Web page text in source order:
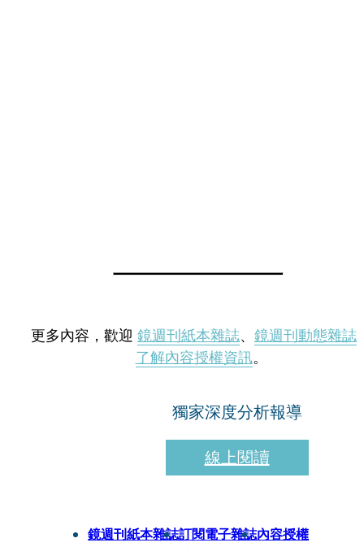
更多內容，歡迎 鏡週刊紙本雜誌、 鏡週刊動態雜誌
了解內容授權資訊。
獨家深度分析報導
線上閱讀
鏡週刊紙本雜誌訂閱電子雜誌內容授權